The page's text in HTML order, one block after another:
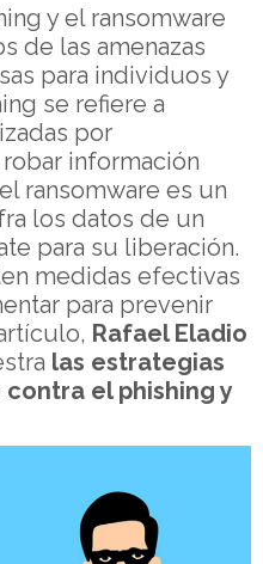
y el ransomware
de las amenazas
para individuos y
se refiere a
por
información
ransomware es un
los datos de un
para su liberación.
medidas efectivas
para prevenir
Rafael Eladio
las estrategias
el phishing y